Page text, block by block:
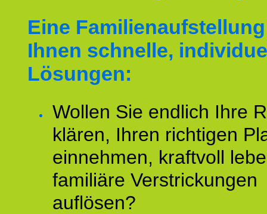
Eine
Ihnen schnelle,
Lösungen:
Wollen Sie endlich Ihre
klären, Ihren richtigen
einnehmen, kraftvoll
familiäre Verstrickungen
auflösen?